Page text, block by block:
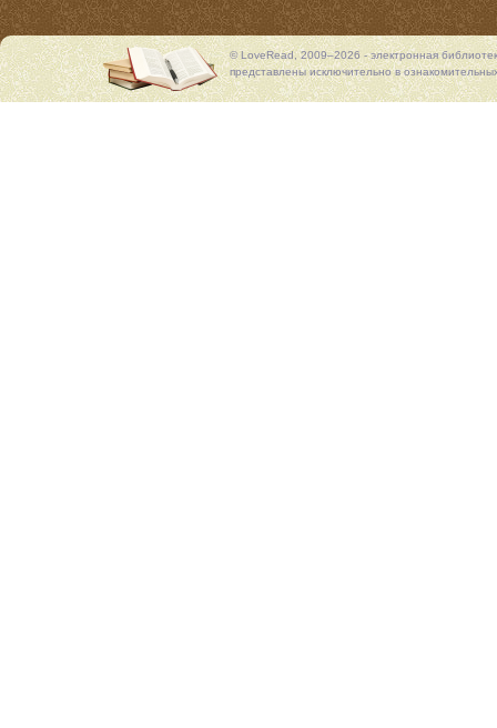
© LoveRead, 2009–2026 - электронная
представлены исключительно в